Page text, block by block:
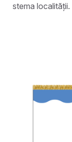
stema localității.